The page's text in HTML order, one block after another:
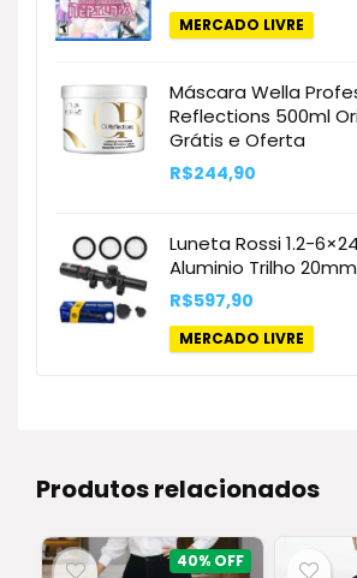
MERCADO LIVRE
Máscara Wella
Reflections 500ml
Grátis e Oferta
R$244,90
Luneta Rossi 1.2-
Aluminio Trilho
R$597,90
MERCADO LIVRE
Produtos relacionados
40%